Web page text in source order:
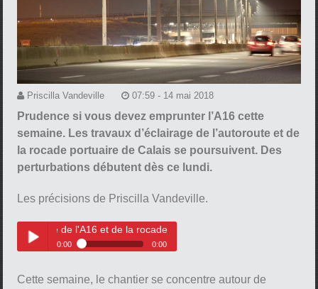
Priscilla Vandeville 07:59 - 14 mai 2018
Prudence si vous devez emprunter l’A16 cette
semaine. Les travaux d’éclairage de l’autoroute et de
la rocade portuaire de Calais se poursuivent. Des
perturbations débutent dès ce lundi.
Les précisions de Priscilla Vandeville.
Play /
de l'A16 et de la rocade portuaire
0:00 0:00
de l'A16 et de la rocade portuaire
Cette semaine, le chantier se concentre autour de